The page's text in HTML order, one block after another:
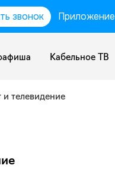
звонок Приложение
Кабельное ТВ
и телевидение